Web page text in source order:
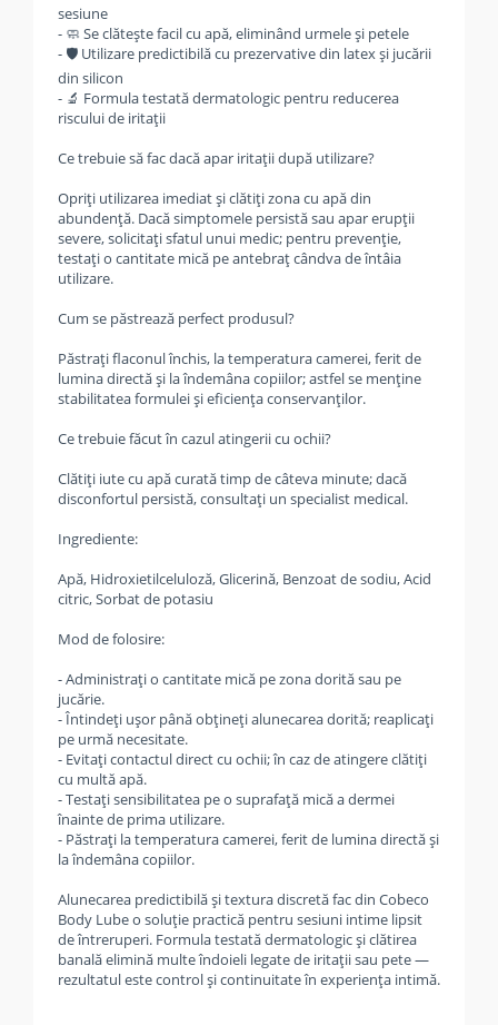
sesiune
- 🧼 Se clătește facil cu apă, eliminând urmele și petele
- 🛡️ Utilizare predictibilă cu prezervative din latex și jucării
din silicon
- 🔬 Formula testată dermatologic pentru reducerea
riscului de iritații
Ce trebuie să fac dacă apar iritații după utilizare?
Opriți utilizarea imediat și clătiți zona cu apă din
abundență. Dacă simptomele persistă sau apar erupții
severe, solicitați sfatul unui medic; pentru prevenție,
testați o cantitate mică pe antebraț cândva de întâia
utilizare.
Cum se păstrează perfect produsul?
Păstrați flaconul închis, la temperatura camerei, ferit de
lumina directă și la îndemâna copiilor; astfel se menține
stabilitatea formulei și eficiența conservanților.
Ce trebuie făcut în cazul atingerii cu ochii?
Clătiți iute cu apă curată timp de câteva minute; dacă
disconfortul persistă, consultați un specialist medical.
Ingrediente:
Apă, Hidroxietilceluloză, Glicerină, Benzoat de sodiu, Acid
citric, Sorbat de potasiu
Mod de folosire:
- Administrați o cantitate mică pe zona dorită sau pe
jucărie.
- Întindeți ușor până obțineți alunecarea dorită; reaplicați
pe urmă necesitate.
- Evitați contactul direct cu ochii; în caz de atingere clătiți
cu multă apă.
- Testați sensibilitatea pe o suprafață mică a dermei
înainte de prima utilizare.
- Păstrați la temperatura camerei, ferit de lumina directă și
la îndemâna copiilor.
Alunecarea predictibilă și textura discretă fac din Cobeco
Body Lube o soluție practică pentru sesiuni intime lipsit
de întreruperi. Formula testată dermatologic și clătirea
banală elimină multe îndoieli legate de iritații sau pete —
rezultatul este control și continuitate în experiența intimă.